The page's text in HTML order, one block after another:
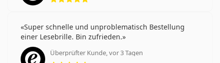
Super schnelle und unproblematisch Bestellung
einer Lesebrille. Bin zufrieden.
Überprüfter Kunde, vor 3 Tagen
Bewertung 5 aus 5